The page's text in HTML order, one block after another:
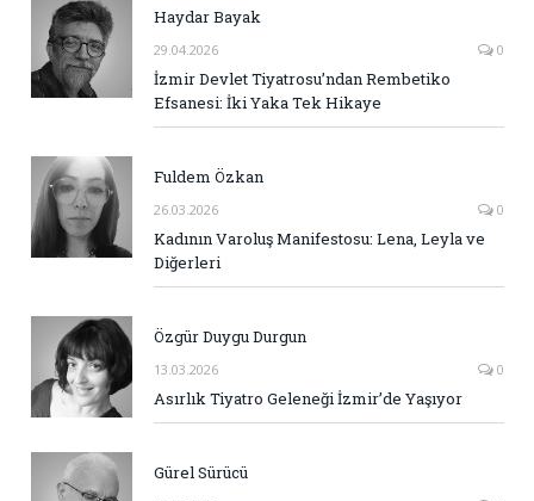
Haydar Bayak
29.04.2026 0
İzmir Devlet Tiyatrosu’ndan Rembetiko
Efsanesi: İki Yaka Tek Hikaye
Fuldem Özkan
26.03.2026 0
Kadının Varoluş Manifestosu: Lena, Leyla ve
Diğerleri
Özgür Duygu Durgun
13.03.2026 0
Asırlık Tiyatro Geleneği İzmir’de Yaşıyor
Gürel Sürücü